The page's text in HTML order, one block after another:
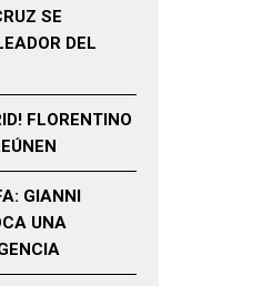
SE
DEL
FLORENTINO
GIANNI
UNA